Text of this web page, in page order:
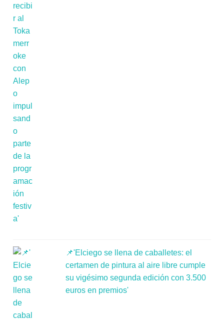
📌'Elciego se llena de caballetes: el
certamen de pintura al aire libre cumple
su vigésimo segunda edición con 3.500
euros en premios'